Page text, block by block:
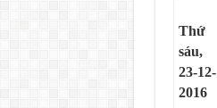
Thứ
sáu,
23-12-
2016